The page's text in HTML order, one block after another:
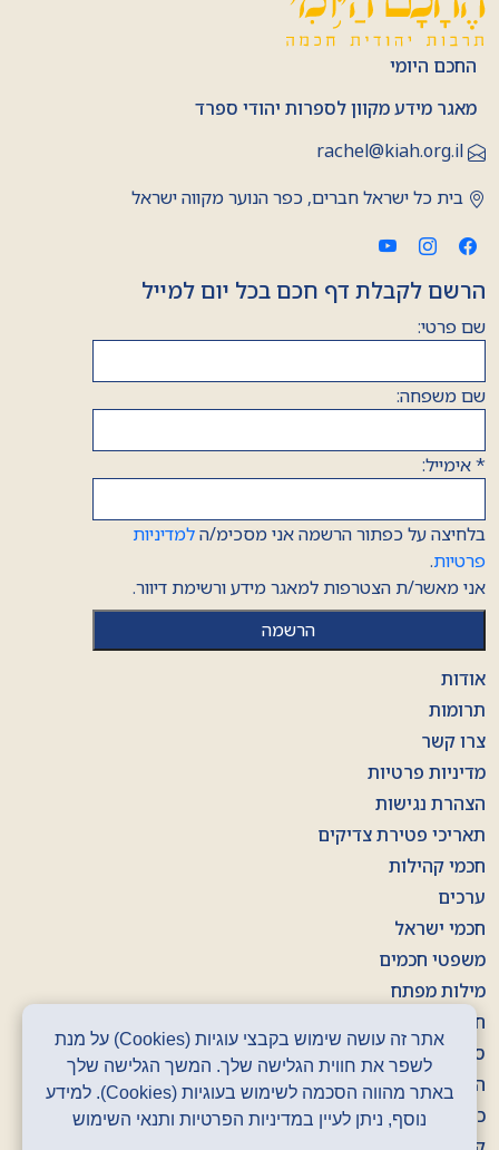
החכם היומי
מאגר מידע מקוון לספרות יהודי ספרד
rachel@kiah.org.il
בית כל ישראל חברים, כפר הנוער מקווה ישראל
הרשם לקבלת דף חכם בכל יום למייל
שם פרטי:
שם משפחה:
*אימייל:
בלחיצה על כפתור הרשמה אני מסכימ/הלמדיניות
פרטיות.
אני מאשר/ת הצטרפות למאגר מידע ורשימת דיוור.
אודות
תרומות
צרו קשר
מדיניות פרטיות
הצהרת נגישות
תאריכי פטירת צדיקים
חכמי קהילות
ערכים
חכמי ישראל
משפטי חכמים
מילות מפתח
חוברות
סרטונים
הסכתים
כרזות
אתר זה עושה שימוש בקבצי עוגיות (Cookies) על מנת
לשפר את חווית הגלישה שלך. המשך הגלישה שלך
באתר מהווה הסכמה לשימוש בעוגיות (Cookies). למידע
נוסף, ניתן לעיין במדיניות הפרטיות ותנאי השימוש